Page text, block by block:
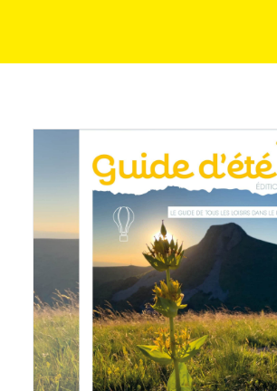
Guide Estival
30 juin 2026
LIRE LA SUITE